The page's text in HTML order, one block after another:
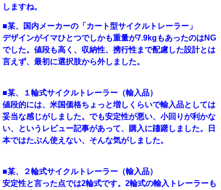
しますね。
■某、国内メーカーの「カート型サイクルトレーラー」
デザインがイマひとつでしかも重量が7.9kgもあったのはNG
でした。値段も高く、収納性、携行性まで配慮した設計とは
言えず、最初に選択肢から外しました。
■某、１輪式サイクルトレーラー（輸入品）
値段的には、米国価格ちょっと増しくらいで輸入品としては
妥当な感じがしました。でも安定性が悪い、小回りが利かな
い、というレビュー記事があって、購入に躊躇しました。日
本ではたぶん使えない、そんな気がしました。
■某、２輪式サイクルトレーラー（輸入品）
安定性と言った点では2輪式です。2輪式の輸入トレーラーも